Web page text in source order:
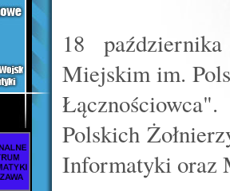
18
Miejskim im.
Polskich
Informatyki oraz